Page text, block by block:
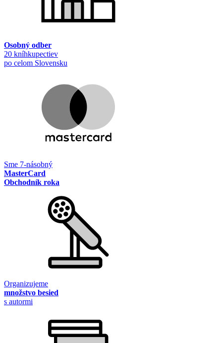
Osobný odber
20 kníhkupectiev
po celom Slovensku
Sme 7-násobný
MasterCard
Obchodník roka
Organizujeme
množstvo besied
s autormi